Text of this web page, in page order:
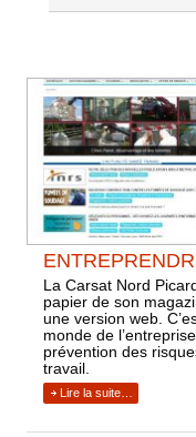
La Carsat Nord
papier de son
une version web.
monde de
prévention des
travail.
Lire la suite…